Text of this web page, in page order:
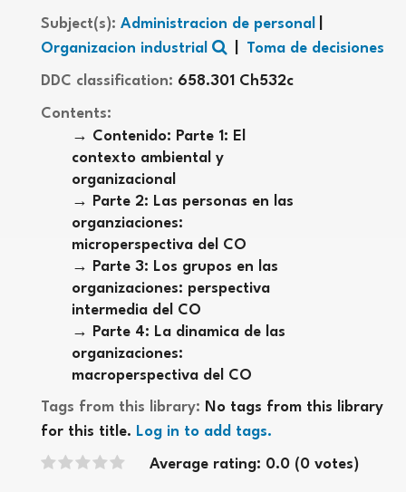
Subject(s): Administracion de personal
Organizacion industrial
Toma de decisiones
DDC classification: 658.301 Ch532c
Contents:
Contenido: Parte 1: El
contexto ambiental y
organizacional
Parte 2: Las personas en las
organziaciones:
microperspectiva del CO
Parte 3: Los grupos en las
organizaciones: perspectiva
intermedia del CO
Parte 4: La dinamica de las
organizaciones:
macroperspectiva del CO
Tags from this library: No tags from this library
for this title. Log in to add tags.
Star ratings Average rating: 0.0 (0 votes)